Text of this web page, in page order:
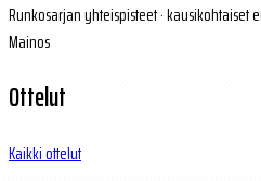
Runkosarjan yhteispisteet · kausikohtaiset
Mainos
Ottelut
Kaikki ottelut